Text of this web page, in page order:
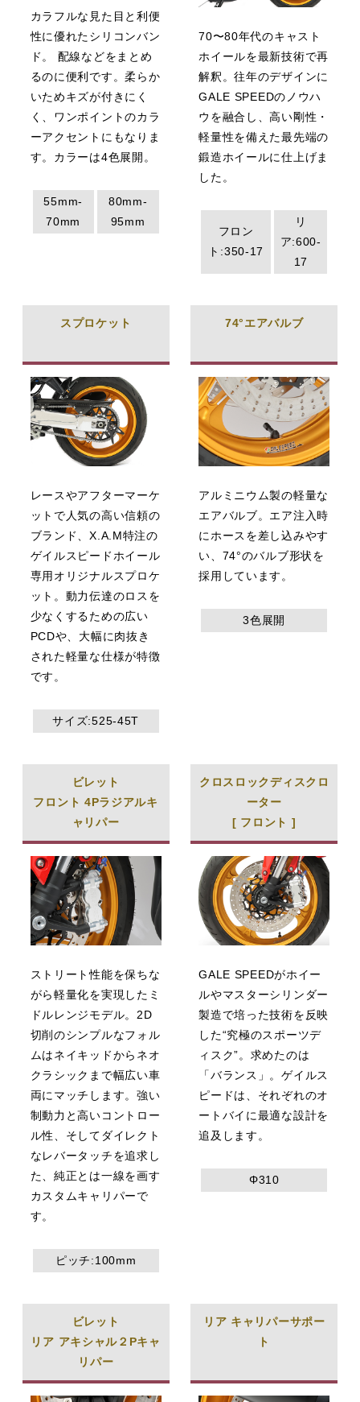
カラフルな見た目と利便
性に優れたシリコンバン
ド。 配線などをまとめ
るのに便利です。柔らか
いためキズが付きにく
く、ワンポイントのカラ
ーアクセントにもなりま
す。カラーは4色展開。
55mm-
70mm
80mm-
95mm
70〜80年代のキャスト
ホイールを最新技術で再
解釈。往年のデザインに
GALE SPEEDのノウハ
ウを融合し、高い剛性・
軽量性を備えた最先端の
鍛造ホイールに仕上げま
した。
フロン
ト:350-17
リ
ア:600-
17
スプロケット
レースやアフターマーケ
ットで人気の高い信頼の
ブランド、X.A.M特注の
ゲイルスピードホイール
専用オリジナルスプロケ
ット。動力伝達のロスを
少なくするための広い
PCDや、大幅に肉抜き
された軽量な仕様が特徴
です。
サイズ:525-45T
74°エアバルブ
アルミニウム製の軽量な
エアバルブ。エア注入時
にホースを差し込みやす
い、74°のバルブ形状を
採用しています。
3色展開
ビレット
フロント 4Pラジアルキ
ャリパー
ストリート性能を保ちな
がら軽量化を実現したミ
ドルレンジモデル。2D
切削のシンプルなフォル
ムはネイキッドからネオ
クラシックまで幅広い車
両にマッチします。強い
制動力と高いコントロー
ル性、そしてダイレクト
なレバータッチを追求し
た、純正とは一線を画す
カスタムキャリパーで
す。
ピッチ:100mm
クロスロックディスクロ
ーター
[ フロント ]
GALE SPEEDがホイー
ルやマスターシリンダー
製造で培った技術を反映
した“究極のスポーツデ
ィスク”。求めたのは
「バランス」。ゲイルス
ピードは、それぞれのオ
ートバイに最適な設計を
追及します。
Φ310
ビレット
リア アキシャル２Pキャ
リパー
リア キャリパーサポー
ト